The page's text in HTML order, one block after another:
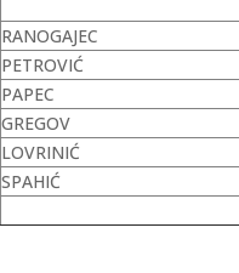
RANOGAJEC
PETROVIĆ
PAPEC
GREGOV
LOVRINIĆ
SPAHIĆ